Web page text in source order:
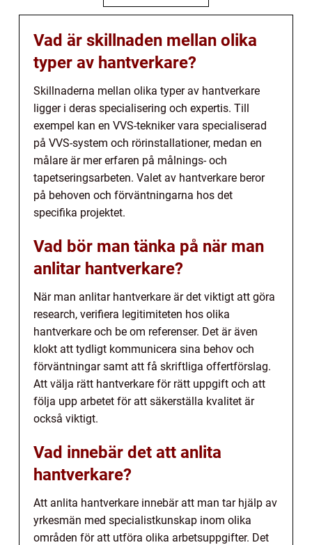
Vad är skillnaden mellan olika
typer av hantverkare?
Skillnaderna mellan olika typer av hantverkare
ligger i deras specialisering och expertis. Till
exempel kan en VVS-tekniker vara specialiserad
på VVS-system och rörinstallationer, medan en
målare är mer erfaren på målnings- och
tapetseringsarbeten. Valet av hantverkare beror
på behoven och förväntningarna hos det
specifika projektet.
Vad bör man tänka på när man
anlitar hantverkare?
När man anlitar hantverkare är det viktigt att göra
research, verifiera legitimiteten hos olika
hantverkare och be om referenser. Det är även
klokt att tydligt kommunicera sina behov och
förväntningar samt att få skriftliga offertförslag.
Att välja rätt hantverkare för rätt uppgift och att
följa upp arbetet för att säkerställa kvalitet är
också viktigt.
Vad innebär det att anlita
hantverkare?
Att anlita hantverkare innebär att man tar hjälp av
yrkesmän med specialistkunskap inom olika
områden för att utföra olika arbetsuppgifter. Det